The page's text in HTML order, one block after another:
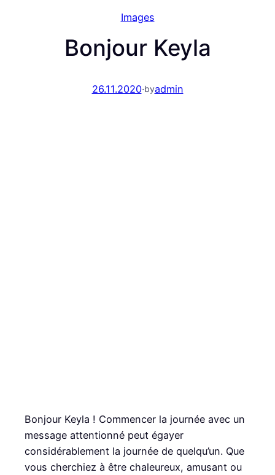
Images
Bonjour Keyla
26.11.2020·byadmin
Bonjour Keyla ! Commencer la journée avec un
message attentionné peut égayer
considérablement la journée de quelqu’un. Que
vous cherchiez à être chaleureux, amusant ou